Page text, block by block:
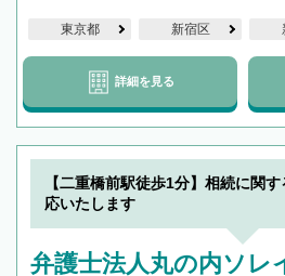
東京都 新宿区
詳細を見る
【二重橋前駅徒歩1分】相続に関
応いたします
弁護士法人丸の内ソレ